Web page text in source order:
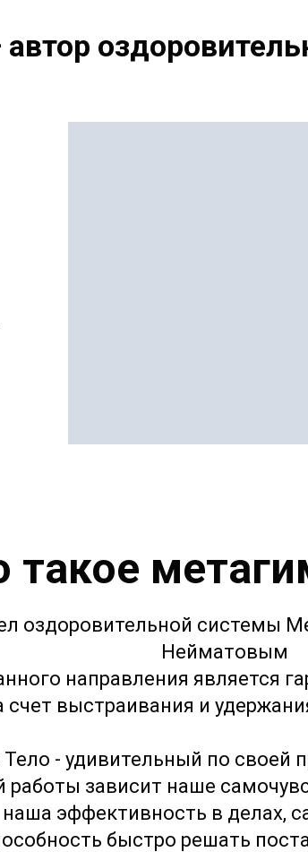
такое
оздоровительной системы
Нейматовым
направления является
счет выстраивания и
- удивительный по своей
работы зависит наше
наша эффективность в делах,
быстро решать